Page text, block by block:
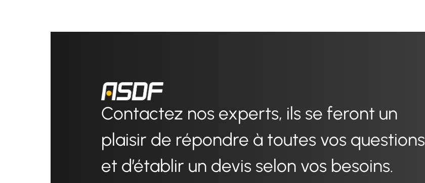
Contactez nos experts, ils se feront un
plaisir de répondre à toutes vos questions
et d’établir un devis selon vos besoins.